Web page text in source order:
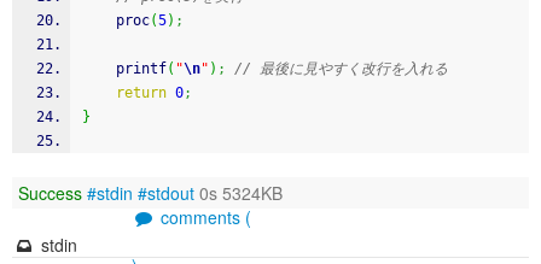
    proc
(5) ;
printf( "\n" ) ;
// 最後に見やすく改行を入れる
return 0;
}
Success #stdin #stdout 0s 5324KB
comments (
stdin